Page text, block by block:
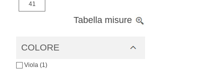
41
Tabella misure
COLORE
Viola (1)